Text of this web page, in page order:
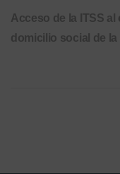
Acceso de la ITSS
domicilio social de la